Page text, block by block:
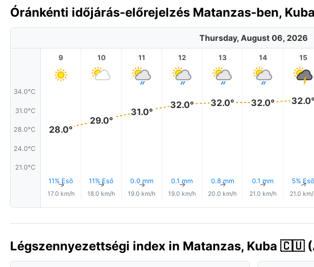
Óránkénti időjárás-előrejelzés Matanzas-ben,
Thursday, August 06, 2026
34.0°C
31.0°C
28.0°C
24.0°C
21.0°C
9
28.0°
11% Eső
↑
17.0 km/h
10
29.0°
11% Eső
↑
18.0 km/h
11
31.0°
0.0 mm
↑
19.0 km/h
12
32.0°
0.1 mm
↑
19.0 km/h
13
32.0°
0.8 mm
↑
20.0 km/h
14
32.0°
0.1 mm
↑
21.0 km/h
15
32.0°
5% Eső
↑
21.0
Légszennyezettségi index in Matanzas, Kuba 🇨🇺